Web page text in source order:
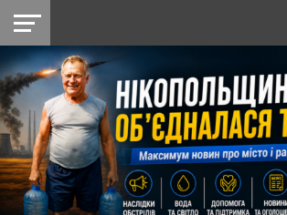
НІКОПОЛЬ
РАЙОН
СІЧЕСЛАВСЬКА
УКРАЇНА
РЕТРО
НІКОПОЛЬ
ЛАЙТ
УКРАЇНА
ДОПОМОГА
РАДІО